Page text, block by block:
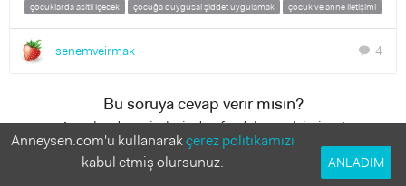
çocuklarda asitli içecek çocuğa duygusal şiddet uygulamak çocuk ve anne iletişimi
senemveirmak chat 4
Bu soruya cevap verir misin?
Anneler deneyimlerinden faydalanmak istiyor!
Anneysen.com'u kullanarakçerez politikamızı
kabul etmiş olursunuz.
ANLADIM